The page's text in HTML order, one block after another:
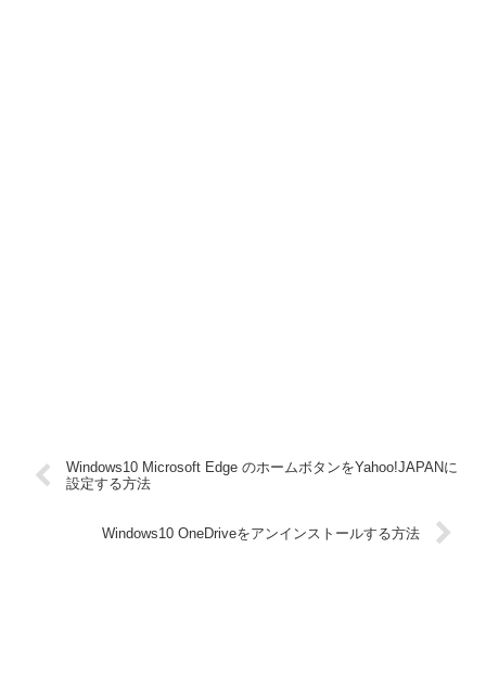
Windows10 Microsoft Edge のホームボタンをYahoo!JAPANに
設定する方法
Windows10 OneDriveをアンインストールする方法